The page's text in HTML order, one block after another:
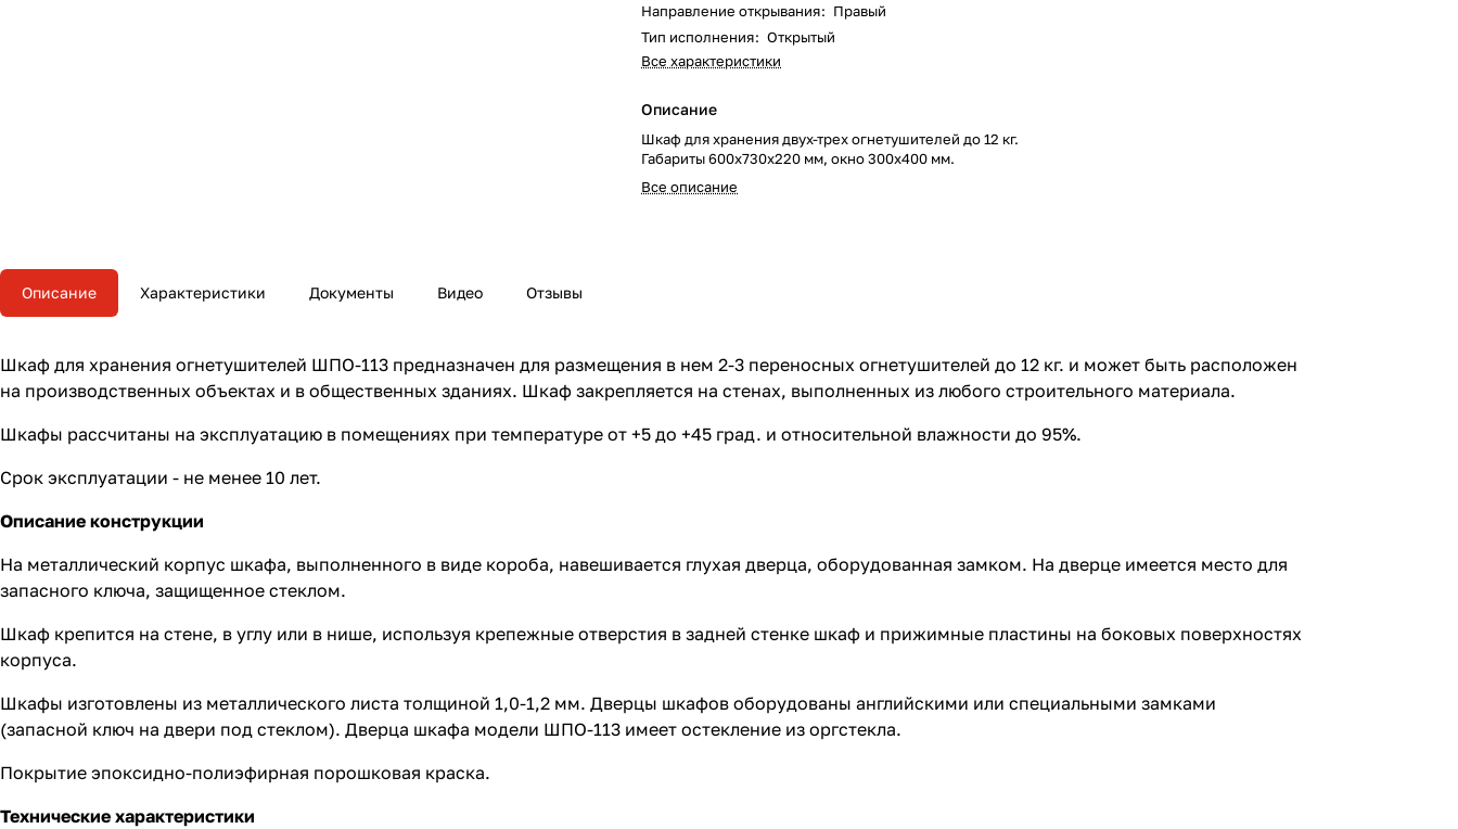
Направление открывания: Правый
Тип исполнения: Открытый
Все характеристики
Описание
Шкаф для хранения двух-трех огнетушителей до 12 кг.
Габариты 600х730х220 мм, окно 300х400 мм.
Все описание
Описание Характеристики Документы Видео Отзывы
Шкаф для хранения огнетушителей ШПО-113 предназначен для размещения в нем 2-3 переносных огнетушителей до 12 кг. и может быть расположен
на производственных объектах и в общественных зданиях. Шкаф закрепляется на стенах, выполненных из любого строительного материала.
Шкафы рассчитаны на эксплуатацию в помещениях при температуре от +5 до +45 град. и относительной влажности до 95%.
Срок эксплуатации - не менее 10 лет.
Описание конструкции
На металлический корпус шкафа, выполненного в виде короба, навешивается глухая дверца, оборудованная замком. На дверце имеется место для
запасного ключа, защищенное стеклом.
Шкаф крепится на стене, в углу или в нише, используя крепежные отверстия в задней стенке шкаф и прижимные пластины на боковых поверхностях
корпуса.
Шкафы изготовлены из металлического листа толщиной 1,0-1,2 мм. Дверцы шкафов оборудованы английскими или специальными замками
(запасной ключ на двери под стеклом). Дверца шкафа модели ШПО-113 имеет остекление из оргстекла.
Покрытие эпоксидно-полиэфирная порошковая краска.
Технические характеристики